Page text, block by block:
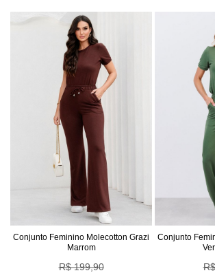
Conjunto Feminino Molecotton Grazi
Marrom
R$ 199,90
Conjunto